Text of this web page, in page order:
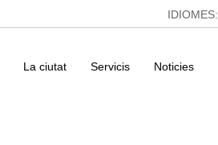
IDIOMES:
La ciutat Servicis Noticies